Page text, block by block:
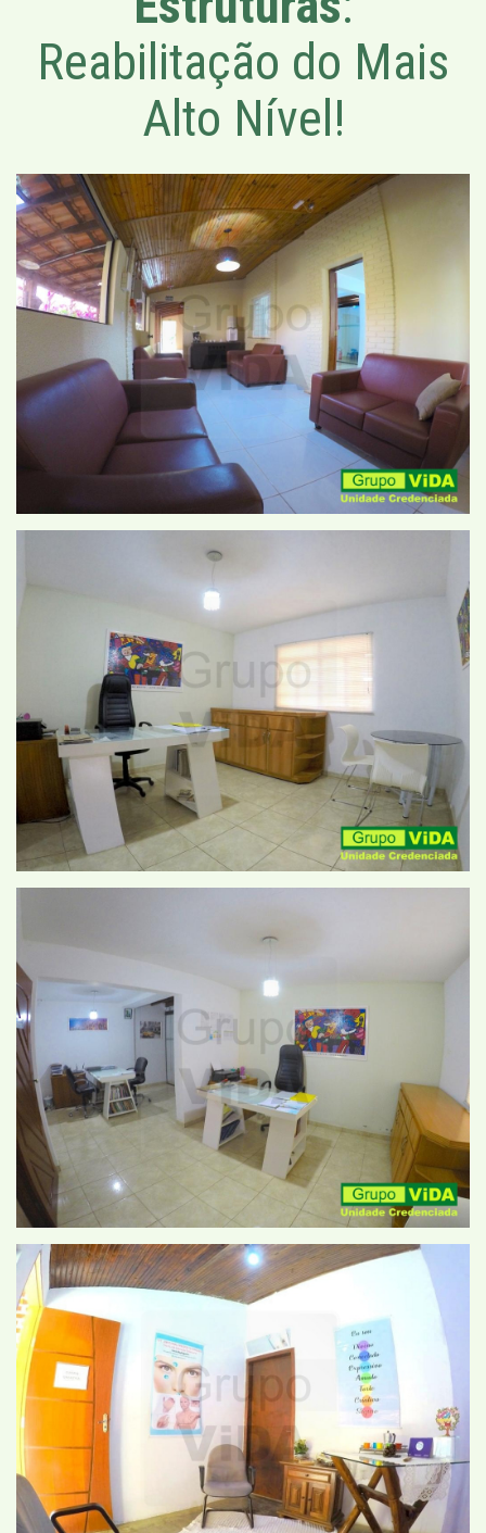
Reabilitação do Mais
Alto Nível!